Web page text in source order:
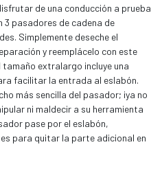
de una conducción a prueba
3 pasadores de cadena de
Simplemente deseche el
y reemplácelo con este
extralargo incluye una
facilitar la entrada al eslabón.
más sencilla del pasador; ¡ya no
ni maldecir a su herramienta
pase por el eslabón,
para quitar la parte adicional en